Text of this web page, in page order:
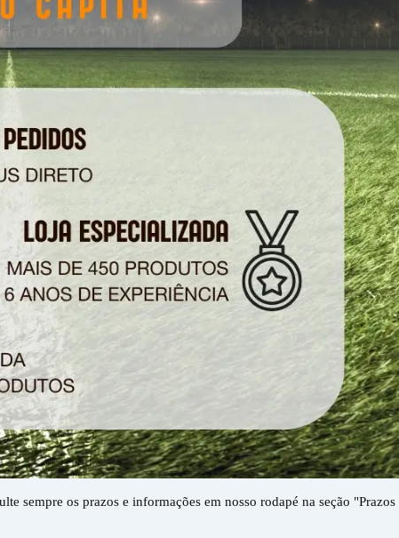
sempre os prazos e informações em nosso rodapé na seção "Prazos